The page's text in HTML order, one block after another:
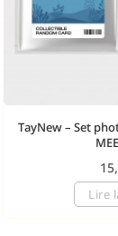
TayNew – Set
Lire